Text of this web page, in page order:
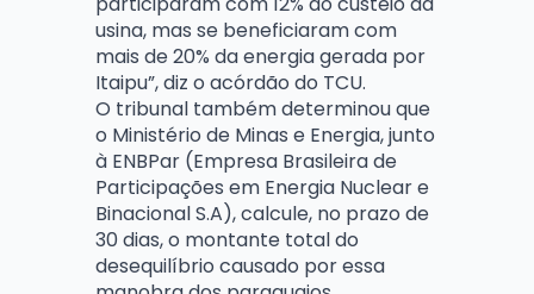
usina, mas se beneficiaram com
mais de 20% da energia gerada por
Itaipu”, diz o acórdão do TCU.
O tribunal também determinou que
o Ministério de Minas e Energia, junto
à ENBPar (Empresa Brasileira de
Participações em Energia Nuclear e
Binacional S.A), calcule, no prazo de
30 dias, o montante total do
desequilíbrio causado por essa